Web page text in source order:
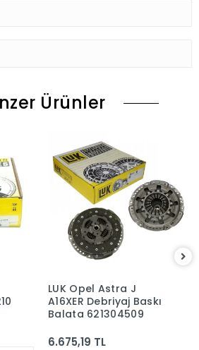
Ürünler
LUK Opel Astra J
A16XER Debriyaj Baskı
Balata 621304509
6.675,19 TL